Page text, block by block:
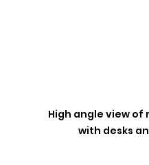
High angle view
with desks